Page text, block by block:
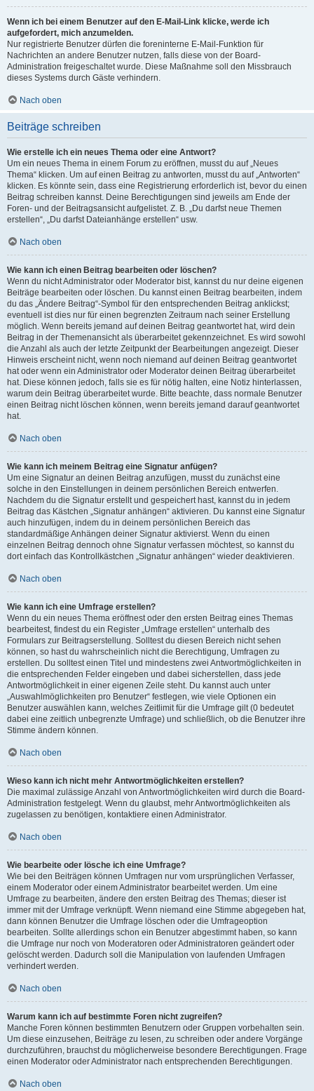
Wenn ich bei einem Benutzer auf den E-Mail-Link klicke, werde ich
aufgefordert, mich anzumelden.
Nur registrierte Benutzer dürfen die foreninterne E-Mail-Funktion für
Nachrichten an andere Benutzer nutzen, falls diese von der Board-
Administration freigeschaltet wurde. Diese Maßnahme soll den Missbrauch
dieses Systems durch Gäste verhindern.
Nach oben
Beiträge schreiben
Wie erstelle ich ein neues Thema oder eine Antwort?
Um ein neues Thema in einem Forum zu eröffnen, musst du auf „Neues
Thema“ klicken. Um auf einen Beitrag zu antworten, musst du auf „Antworten“
klicken. Es könnte sein, dass eine Registrierung erforderlich ist, bevor du einen
Beitrag schreiben kannst. Deine Berechtigungen sind jeweils am Ende der
Foren- und der Beitragsansicht aufgelistet. Z. B. „Du darfst neue Themen
erstellen“, „Du darfst Dateianhänge erstellen“ usw.
Nach oben
Wie kann ich einen Beitrag bearbeiten oder löschen?
Wenn du nicht Administrator oder Moderator bist, kannst du nur deine eigenen
Beiträge bearbeiten oder löschen. Du kannst einen Beitrag bearbeiten, indem
du das „Ändere Beitrag“-Symbol für den entsprechenden Beitrag anklickst;
eventuell ist dies nur für einen begrenzten Zeitraum nach seiner Erstellung
möglich. Wenn bereits jemand auf deinen Beitrag geantwortet hat, wird dein
Beitrag in der Themenansicht als überarbeitet gekennzeichnet. Es wird sowohl
die Anzahl als auch der letzte Zeitpunkt der Bearbeitungen angezeigt. Dieser
Hinweis erscheint nicht, wenn noch niemand auf deinen Beitrag geantwortet
hat oder wenn ein Administrator oder Moderator deinen Beitrag überarbeitet
hat. Diese können jedoch, falls sie es für nötig halten, eine Notiz hinterlassen,
warum dein Beitrag überarbeitet wurde. Bitte beachte, dass normale Benutzer
einen Beitrag nicht löschen können, wenn bereits jemand darauf geantwortet
hat.
Nach oben
Wie kann ich meinem Beitrag eine Signatur anfügen?
Um eine Signatur an deinen Beitrag anzufügen, musst du zunächst eine
solche in den Einstellungen in deinem persönlichen Bereich entwerfen.
Nachdem du die Signatur erstellt und gespeichert hast, kannst du in jedem
Beitrag das Kästchen „Signatur anhängen“ aktivieren. Du kannst eine Signatur
auch hinzufügen, indem du in deinem persönlichen Bereich das
standardmäßige Anhängen deiner Signatur aktivierst. Wenn du einen
einzelnen Beitrag dennoch ohne Signatur verfassen möchtest, so kannst du
dort einfach das Kontrollkästchen „Signatur anhängen“ wieder deaktivieren.
Nach oben
Wie kann ich eine Umfrage erstellen?
Wenn du ein neues Thema eröffnest oder den ersten Beitrag eines Themas
bearbeitest, findest du ein Register „Umfrage erstellen“ unterhalb des
Formulars zur Beitragserstellung. Solltest du diesen Bereich nicht sehen
können, so hast du wahrscheinlich nicht die Berechtigung, Umfragen zu
erstellen. Du solltest einen Titel und mindestens zwei Antwortmöglichkeiten in
die entsprechenden Felder eingeben und dabei sicherstellen, dass jede
Antwortmöglichkeit in einer eigenen Zeile steht. Du kannst auch unter
„Auswahlmöglichkeiten pro Benutzer“ festlegen, wie viele Optionen ein
Benutzer auswählen kann, welches Zeitlimit für die Umfrage gilt (0 bedeutet
dabei eine zeitlich unbegrenzte Umfrage) und schließlich, ob die Benutzer ihre
Stimme ändern können.
Nach oben
Wieso kann ich nicht mehr Antwortmöglichkeiten erstellen?
Die maximal zulässige Anzahl von Antwortmöglichkeiten wird durch die Board-
Administration festgelegt. Wenn du glaubst, mehr Antwortmöglichkeiten als
zugelassen zu benötigen, kontaktiere einen Administrator.
Nach oben
Wie bearbeite oder lösche ich eine Umfrage?
Wie bei den Beiträgen können Umfragen nur vom ursprünglichen Verfasser,
einem Moderator oder einem Administrator bearbeitet werden. Um eine
Umfrage zu bearbeiten, ändere den ersten Beitrag des Themas; dieser ist
immer mit der Umfrage verknüpft. Wenn niemand eine Stimme abgegeben hat,
dann können Benutzer die Umfrage löschen oder die Umfrageoption
bearbeiten. Sollte allerdings schon ein Benutzer abgestimmt haben, so kann
die Umfrage nur noch von Moderatoren oder Administratoren geändert oder
gelöscht werden. Dadurch soll die Manipulation von laufenden Umfragen
verhindert werden.
Nach oben
Warum kann ich auf bestimmte Foren nicht zugreifen?
Manche Foren können bestimmten Benutzern oder Gruppen vorbehalten sein.
Um diese einzusehen, Beiträge zu lesen, zu schreiben oder andere Vorgänge
durchzuführen, brauchst du möglicherweise besondere Berechtigungen. Frage
einen Moderator oder Administrator nach entsprechenden Berechtigungen.
Nach oben